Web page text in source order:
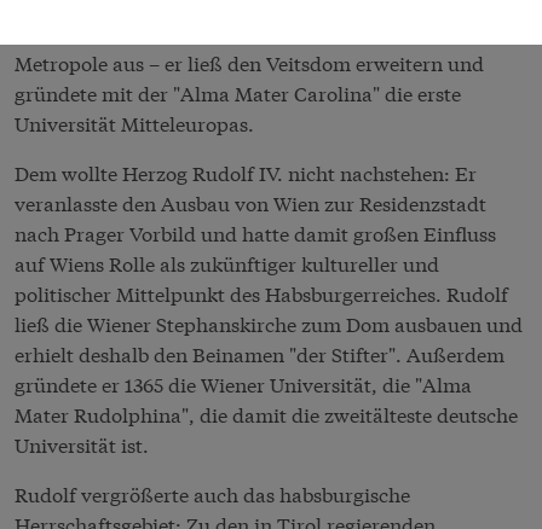
Metropole aus – er ließ den Veitsdom erweitern und
gründete mit der "Alma Mater Carolina" die erste
Universität Mitteleuropas.
Dem wollte Herzog Rudolf IV. nicht nachstehen: Er
veranlasste den Ausbau von Wien zur Residenzstadt
nach Prager Vorbild und hatte damit großen Einfluss
auf Wiens Rolle als zukünftiger kultureller und
politischer Mittelpunkt des Habsburgerreiches. Rudolf
ließ die Wiener Stephanskirche zum Dom ausbauen und
erhielt deshalb den Beinamen "der Stifter". Außerdem
gründete er 1365 die Wiener Universität, die "Alma
Mater Rudolphina", die damit die zweitälteste deutsche
Universität ist.
Rudolf vergrößerte auch das habsburgische